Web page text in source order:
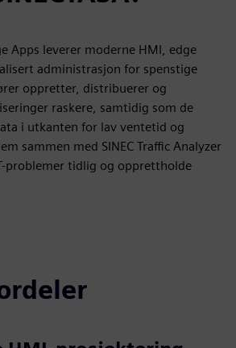
Apps leverer moderne HMI, edge
administrasjon for spenstige
oppretter, distribuerer og
raskere, samtidig som de
i utkanten for lav ventetid og
sammen med SINEC Traffic Analyzer
problemer tidlig og opprettholde